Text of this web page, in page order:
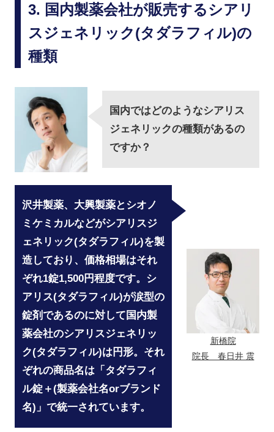
国内製薬会社が販売するシアリ
スジェネリック(タダラフィル)の
種類
国内ではどのようなシアリス
ジェネリックの種類があるの
ですか？
沢井製薬、大興製薬とシオノ
ミケミカルなどがシアリスジ
ェネリック(タダラフィル)を製
造しており、価格相場はそれ
ぞれ1錠1,500円程度です。シ
アリス(タダラフィル)が涙型の
錠剤であるのに対して国内製
薬会社のシアリスジェネリッ
ク(タダラフィル)は円形。それ
ぞれの商品名は「タダラフィ
ル錠＋(製薬会社名orブランド
名)」で統一されています。
新橋院
院長 春日井 震